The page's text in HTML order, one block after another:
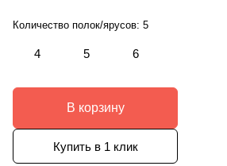
Количество полок/ярусов: 5
4 5 6
В корзину
Купить в 1 клик